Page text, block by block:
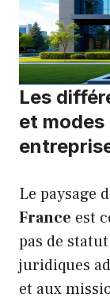
Les
et
Le paysage
France est
pas de
juridiques
et aux